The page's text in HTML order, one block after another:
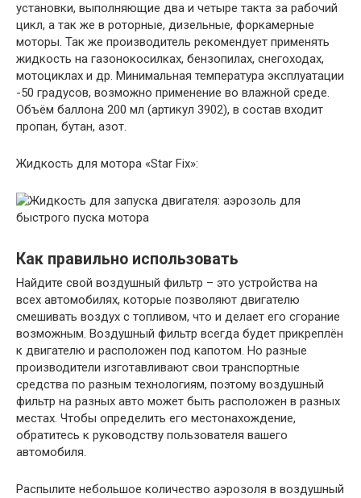
установки, выполняющие два и четыре такта за рабочий
цикл, а так же в роторные, дизельные, форкамерные
моторы. Так же производитель рекомендует применять
жидкость на газонокосилках, бензопилах, снегоходах,
мотоциклах и др. Минимальная температура эксплуатации
-50 градусов, возможно применение во влажной среде.
Объём баллона 200 мл (артикул 3902), в состав входит
пропан, бутан, азот.
Жидкость для мотора «Star Fix»:
Как правильно использовать
Найдите свой воздушный фильтр – это устройства на
всех автомобилях, которые позволяют двигателю
смешивать воздух с топливом, что и делает его сгорание
возможным. Воздушный фильтр всегда будет прикреплён
к двигателю и расположен под капотом. Но разные
производители изготавливают свои транспортные
средства по разным технологиям, поэтому воздушный
фильтр на разных авто может быть расположен в разных
местах. Чтобы определить его местонахождение,
обратитесь к руководству пользователя вашего
автомобиля.
Распылите небольшое количество аэрозоля в воздушный